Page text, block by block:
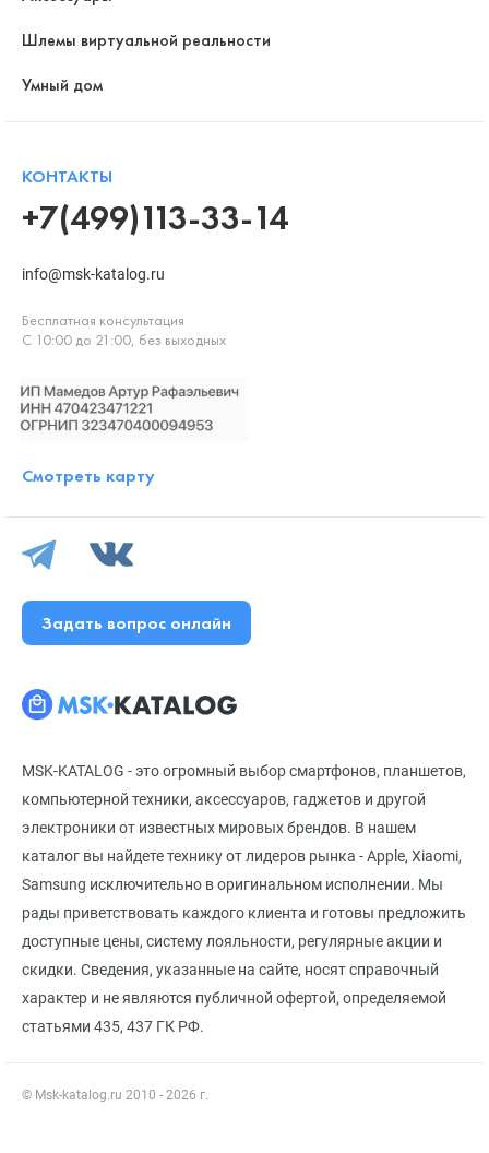
MSK-KATALOG - это огромный выбор смартфонов, планшетов,
компьютерной техники, аксессуаров, гаджетов и другой
электроники от известных мировых брендов. В нашем
каталог вы найдете технику от лидеров рынка - Apple, Xiaomi,
Samsung исключительно в оригинальном исполнении. Мы
рады приветствовать каждого клиента и готовы предложить
доступные цены, систему лояльности, регулярные акции и
скидки. Сведения, указанные на сайте, носят справочный
характер и не являются публичной офертой, определяемой
статьями 435, 437 ГК РФ.
© Msk-katalog.ru 2010 - 2026 г.
Шлемы виртуальной реальности
Умный дом
КОНТАКТЫ
+7(499)113-33-14
info@msk-katalog.ru
Бесплатная консультация
С 10:00 до 21:00, без выходных
Смотреть карту
Задать вопрос онлайн